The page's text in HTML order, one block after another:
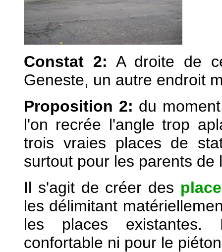
Constat 2: A droite de
Geneste, un autre endroit
Proposition 2: du
l'on recrée l'angle trop
trois vraies places de
surtout pour les parents
Il s'agit de créer des
les délimitant
les places existantes.
confortable ni pour le